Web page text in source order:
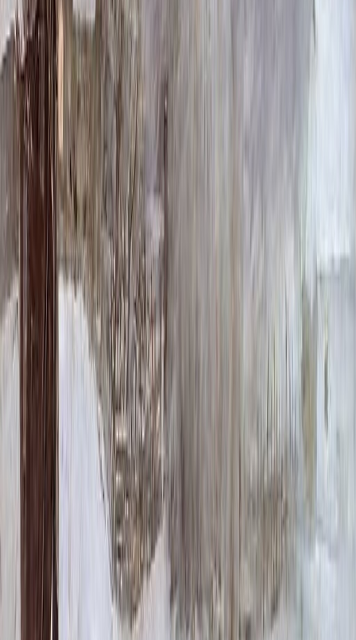
Без установки
Бесплатно
Ниша
2 000 ₽
Быстрый заказ
Описание
Технические характеристики
Доставка и оплата
Изделие Уцв051 представляет собой классическое решение
для оформления. Его строгий и лаконичный дизайн создает
атмосферу достоинства и вечной памяти. Форма отличается
четкостью линий и сбалансированностью пропорций, что
обеспечивает гармоничный и целостный внешний вид.
Данное изделие предназначено для создания уважительного и
ухоженного пространства. Оно устойчиво к различным
погодным условиям, сохраняя свой первоначальный вид
долгие годы. Это позволяет обеспечить постоянную заботу о
месте памяти без необходимости частого внимания.
Уцв051 легко интегрируется в окружающее пространство,
будь то частная территория или общий участок. Его
универсальная конструкция предоставляет возможность для
индивидуального подхода при оформлении. Вы можете быть
уверены в его долговечности и способности противостоять
внешним факторам.
Выбирая это изделие, вы выбираете вечную дань уважения и
памяти. Это решение, которое говорит о ваших чувствах
молчаливо и выразительно, создавая место для тихого
размышления и почтения. Уцв051 — это символ вечности и
незыблемости светлых воспоминаний.
При производстве Уцв051 используются высококачественные
природные материалы, прошедшие тщательный отбор. Это
гарантирует не только прочность, но и благородную текстуру
поверхности, которая со временем лишь подчеркивает
достоинство памятника.
Для персонализации изделия доступно несколько вариантов:
возможность нанесения гравировки, установка фотокерамики
или дополнительных декоративных элементов. Это позволяет
создать уникальный объект, отражающий индивидуальность и
сохраняющий личную историю.